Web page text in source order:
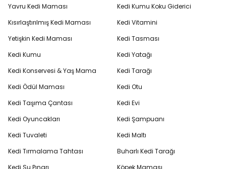
Yavru Kedi Maması
Kısırlaştırılmış Kedi Maması
Yetişkin Kedi Maması
Kedi Kumu
Kedi Konservesi & Yaş Mama
Kedi Ödül Maması
Kedi Taşıma Çantası
Kedi Oyuncakları
Kedi Tuvaleti
Kedi Tırmalama Tahtası
Kedi Su Pınarı
Kedi Kumu Koku Giderici
Kedi Vitamini
Kedi Tasması
Kedi Yatağı
Kedi Tarağı
Kedi Otu
Kedi Evi
Kedi Şampuanı
Kedi Maltı
Buharlı Kedi Tarağı
Köpek Maması